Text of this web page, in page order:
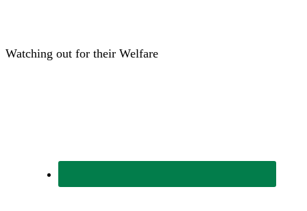
Watching out for their Welfare